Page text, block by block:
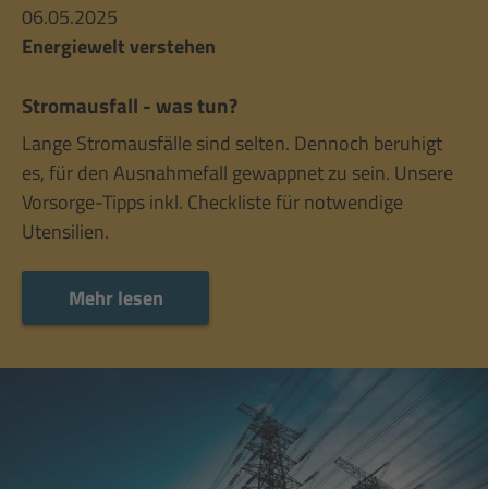
06.05.2025
Energiewelt verstehen
Stromausfall - was tun?
Lange Stromausfälle sind selten. Dennoch beruhigt
es, für den Ausnahmefall gewappnet zu sein. Unsere
Vorsorge-Tipps inkl. Checkliste für notwendige
Utensilien.
Mehr lesen